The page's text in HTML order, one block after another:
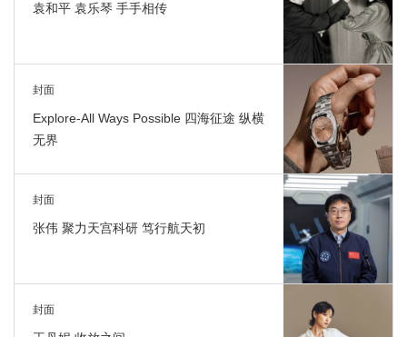
袁和平 袁乐琴 手手相传
封面
Explore-All Ways Possible 四海征途 纵横
无界
封面
张伟 聚力天宫科研 笃行航天初
封面